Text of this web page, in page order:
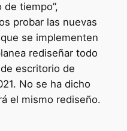
tiempo”,
probar las nuevas
se implementen
rediseñar todo
escritorio de
No se ha dicho
el mismo rediseño.